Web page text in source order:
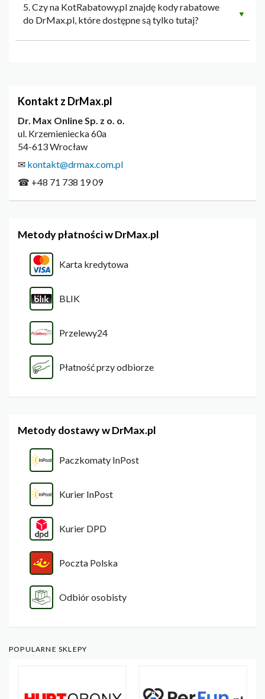
5. Czy na KotRabatowy.pl znajdę kody rabatowe
do DrMax.pl, które dostępne są tylko tutaj?
▼
Kontakt z DrMax.pl
Dr. Max Online Sp. z o. o.
ul. Krzemieniecka 60a
54-613 Wrocław
✉ kontakt@drmax.com.pl
☎ +48 71 738 19 09
Metody płatności w DrMax.pl
Karta kredytowa
BLIK
Przelewy24
Płatność przy odbiorze
Metody dostawy w DrMax.pl
Paczkomaty InPost
Kurier InPost
Kurier DPD
Poczta Polska
Odbiór osobisty
POPULARNE SKLEPY